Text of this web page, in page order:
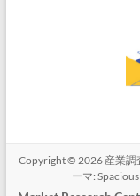
Copyright © 2026 産業調
ーマ: Spacious